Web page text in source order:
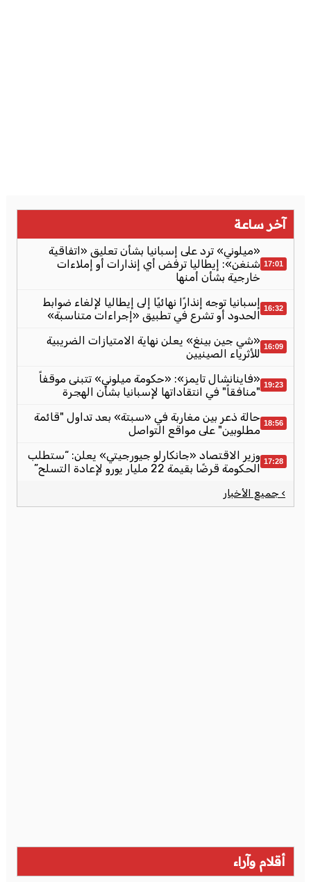
آخر ساعة
17:01
«ميلوني» ترد على إسبانيا بشأن تعليق «اتفاقية
شنغن»: إيطاليا ترفض أي إنذارات أو إملاءات
خارجية بشأن أمنها
16:32 إسبانيا توجه إنذارًا نهائيًا إلى إيطاليا لإلغاء ضوابط
الحدود أو تشرع في تطبيق «إجراءات متناسبة»
16:09 «شي جين بينغ» يعلن نهاية الامتيازات الضريبية
للأثرياء الصينيين
19:23 «فاينانشال تايمز»: «حكومة ميلوني» تتبنى موقفاً
"منافقاً" في انتقاداتها لإسبانيا بشأن الهجرة
18:56 حالة ذعر بين مغاربة في «سبتة» بعد تداول "قائمة
مطلوبين" على مواقع التواصل
17:28 وزير الاقتصاد «جانكارلو جيورجيتي» يعلن: “ستطلب
الحكومة قرضًا بقيمة 22 مليار يورو لإعادة التسلح”
› جميع الأخبار
أقلام وآراء